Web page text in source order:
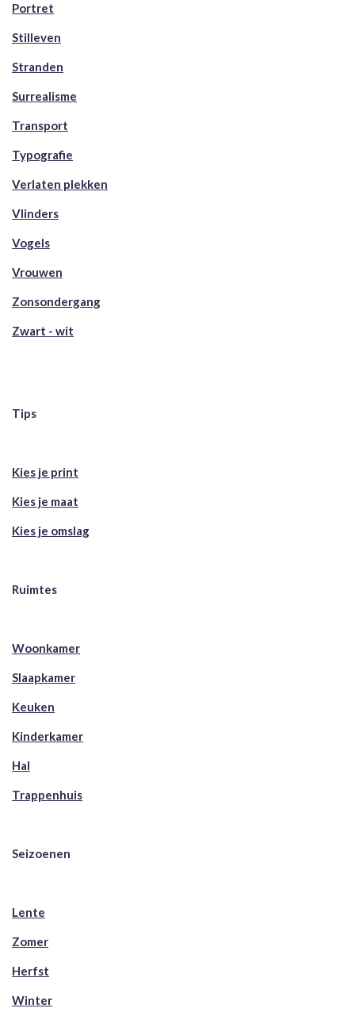
Portret
Stilleven
Stranden
Surrealisme
Transport
Typografie
Verlaten plekken
Vlinders
Vogels
Vrouwen
Zonsondergang
Zwart - wit
Tips
Kies je print
Kies je maat
Kies je omslag
Ruimtes
Woonkamer
Slaapkamer
Keuken
Kinderkamer
Hal
Trappenhuis
Seizoenen
Lente
Zomer
Herfst
Winter